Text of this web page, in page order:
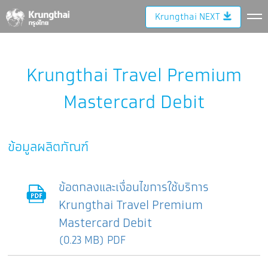
Krungthai NEXT
Krungthai Travel Premium
Mastercard Debit
ข้อมูลผลิตภัณฑ์
ข้อตกลงและเงื่อนไขการใช้บริการ
Krungthai Travel Premium
Mastercard Debit
(0.23 MB) PDF